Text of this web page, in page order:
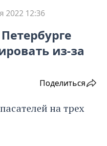
2022 12:36
из-за
Поделиться
на трех